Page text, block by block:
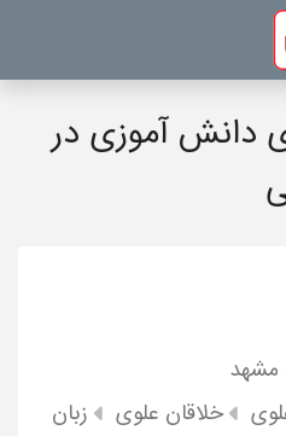
دانش آموزی در
مشهد
خلاقان علوی
زبان